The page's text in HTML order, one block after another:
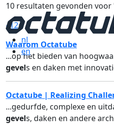
nl
en
10 resultaten gevonden voor
« 12»
Waarom Octatube
...op het bieden van
gevels en daken met
Octatube | Realizing
...gedurfde, complexe en
gevels, daken en andere